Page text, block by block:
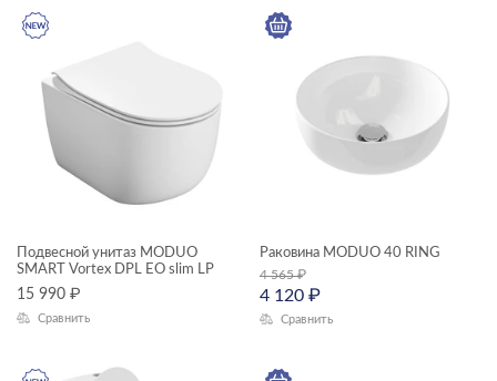
КАТЕГОРИЯ
мебель для ванной
раковины и пьедесталы
смесители
ТИП ПРОДУКТА
душевая система
Подвесной унитаз MODUO
SMART Vortex DPL EO slim LP
15 990 ₽
Сравнить
Раковина MODUO 40 RING
4 565₽
4 120 ₽
Сравнить